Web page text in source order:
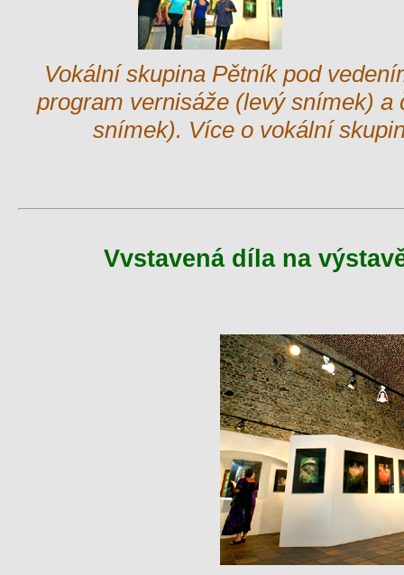
Vokální skupina Pětník pod
program vernisáže (levý snímek) a
snímek). Více o vokální
Vvstavená díla na